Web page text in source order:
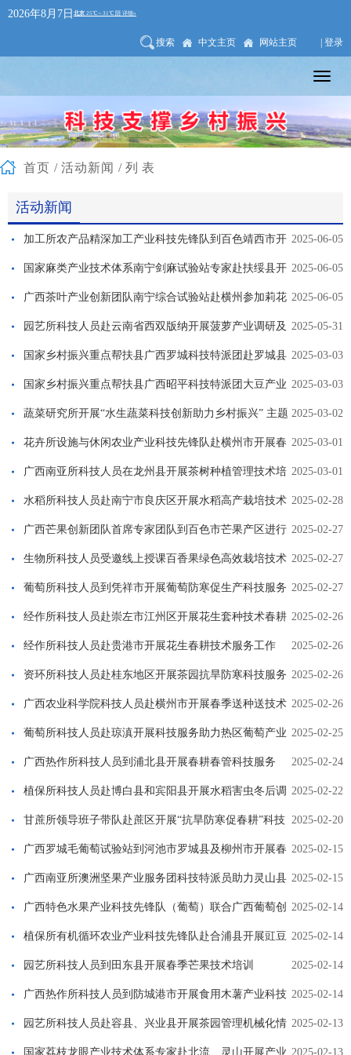
2026年8月7日
搜索 中文主页 网站主页 | 登录
首页 / 活动新闻 /列表
活动新闻
2025-06-05
加工所农产品精深加工产业科技先锋队到百色靖西市开
展科技服务 2025-06-05
国家麻类产业技术体系南宁剑麻试验站专家赴扶绥县开
展技术服务 2025-06-05
广西茶叶产业创新团队南宁综合试验站赴横州参加莉花
茶系列标准研讨会及开展科技服务 2025-05-31
园艺所科技人员赴云南省西双版纳开展菠萝产业调研及
交流指导 2025-03-03
国家乡村振兴重点帮扶县广西罗城科技特派团赴罗城县
开展送种送技术促春耕活动 2025-03-03
国家乡村振兴重点帮扶县广西昭平科技特派团大豆产业
组专家到昭平县开展技术帮扶 2025-03-02
蔬菜研究所开展“水生蔬菜科技创新助力乡村振兴” 主题
科普研学活动 2025-03-01
花卉所设施与休闲农业产业科技先锋队赴横州市开展春
耕科技服务 2025-03-01
广西南亚所科技人员在龙州县开展茶树种植管理技术培
训 2025-02-28
水稻所科技人员赴南宁市良庆区开展水稻高产栽培技术
培训活动 2025-02-27
广西芒果创新团队首席专家团队到百色市芒果产区进行
生产调研 2025-02-27
生物所科技人员受邀线上授课百香果绿色高效栽培技术
2025-02-27
葡萄所科技人员到凭祥市开展葡萄防寒促生产科技服务
2025-02-26
经作所科技人员赴崇左市江州区开展花生套种技术春耕
指导 2025-02-26
经作所科技人员赴贵港市开展花生春耕技术服务工作
2025-02-26
资环所科技人员赴桂东地区开展茶园抗旱防寒科技服务
2025-02-26
广西农业科学院科技人员赴横州市开展春季送种送技术
促春耕服务活动 2025-02-25
葡萄所科技人员赴琼滇开展科技服务助力热区葡萄产业
升级 2025-02-24
广西热作所科技人员到浦北县开展春耕春管科技服务
2025-02-22
植保所科技人员赴博白县和宾阳县开展水稻害虫冬后调
查和“抗旱防寒促春耕”指导活动 2025-02-20
甘蔗所领导班子带队赴蔗区开展“抗旱防寒促春耕”科技
服务 2025-02-15
广西罗城毛葡萄试验站到河池市罗城县及柳州市开展春
季葡萄管护技术培训 2025-02-15
广西南亚所澳洲坚果产业服务团科技特派员助力灵山县
春耕生产 2025-02-14
广西特色水果产业科技先锋队（葡萄）联合广西葡萄创
新团队到都安县开展修剪技术指导服务工作 2025-02-14
植保所有机循环农业产业科技先锋队赴合浦县开展豇豆
春耕技术指导 2025-02-14
园艺所科技人员到田东县开展春季芒果技术培训
2025-02-14
广西热作所科技人员到防城港市开展食用木薯产业科技
服务 2025-02-13
园艺所科技人员赴容县、兴业县开展茶园管理机械化情
况调研与技术指导 2025-02-13
国家荔枝龙眼产业技术体系专家赴北流、灵山开展产业